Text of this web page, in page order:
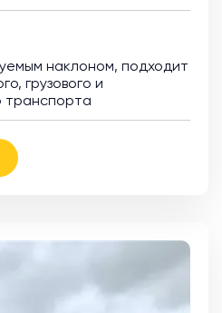
наклоном, подходит
грузового и
транспорта